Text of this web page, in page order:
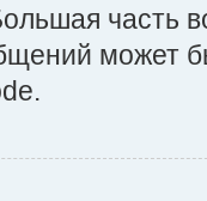
часть
может